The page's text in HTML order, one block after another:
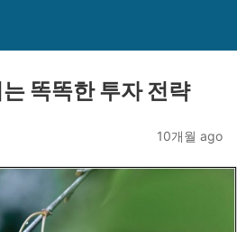
똑똑한 투자 전략
10개월 ago